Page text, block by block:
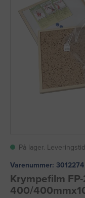
På lager.
Varenummer: 3012274
Krympefilm
400/